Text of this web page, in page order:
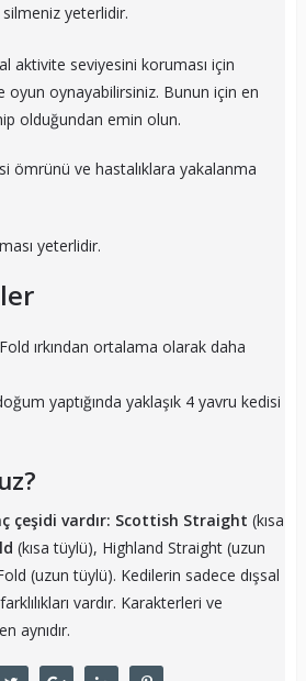
silmeniz yeterlidir.
aktivite seviyesini koruması için
oyun oynayabilirsiniz. Bunun için en
olduğundan emin olun.
ömrünü ve hastalıklara yakalanma
yeterlidir.
ırkından ortalama olarak daha
yaptığında yaklaşık 4 yavru kedisi
çeşidi vardır: Scottish Straight (kısa
(kısa tüylü), Highland Straight (uzun
(uzun tüylü). Kedilerin sadece dışsal
vardır. Karakterleri ve
aynıdır.